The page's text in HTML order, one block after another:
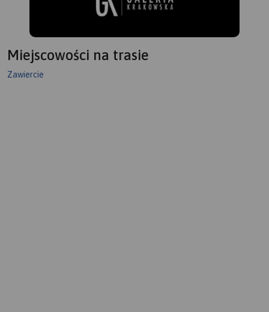
Miejscowości na trasie
Zawiercie